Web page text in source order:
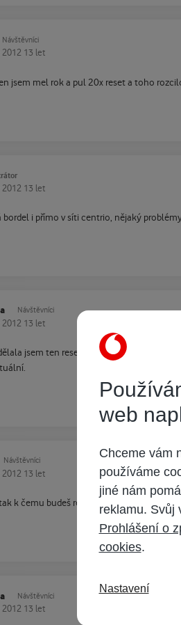
Návštěvníci
2012 13 let
jsem mel rok a pul 20x reset a toho
2012 13 let
bordel i přímo v síti centrio, nějaký
Návštěvníci
2012 13 let
jsem ten reset špendlíkem, zatím beze
Návštěvníci
2012 13 let
k čemu budeš resetovat modem?
Návštěvníci
2012 13 let
web
Chceme vám
používáme
jiné nám
reklamu. Svůj
Prohlášení o
cookies.
Nastavení